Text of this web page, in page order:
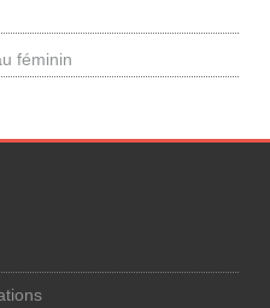
féminin